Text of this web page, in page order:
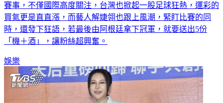
賽事，不僅國際高度關注，台灣也掀起一股足球狂熱，運彩的
買氣更是直直漲，而藝人解婕翎也跟上風潮，緊盯比賽的同
時，還發下狂語，若最後由阿根廷拿下冠軍，就要送出5份
「機＋酒」，讓粉絲超興奮。
娛樂